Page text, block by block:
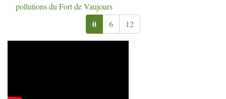
pollutions du Fort de Vaujours
0 6 12